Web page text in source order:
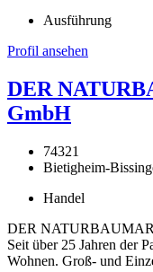
Ausführung
Profil ansehen
DER
GmbH
74321
Bietigheim-
Handel
DER
Seit über 25 Jahren der
Wohnen. Groß- und